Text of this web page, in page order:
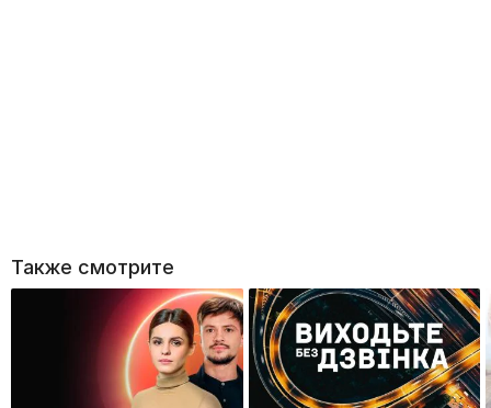
Также смотрите